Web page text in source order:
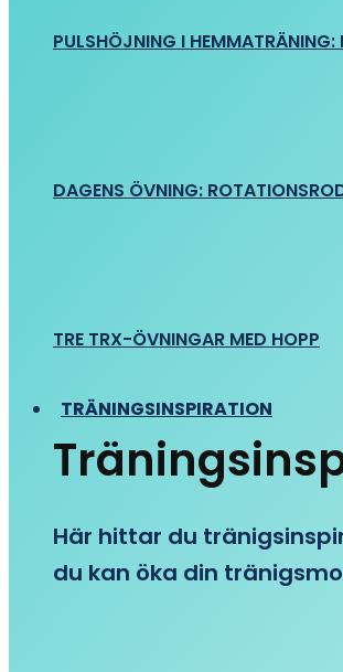
PULSHÖJNING I HEMMATRÄNING:
DAGENS ÖVNING:
TRE TRX-ÖVNINGAR MED HOPP
TRÄNINGSINSPIRATION
Här hittar du
du kan öka din